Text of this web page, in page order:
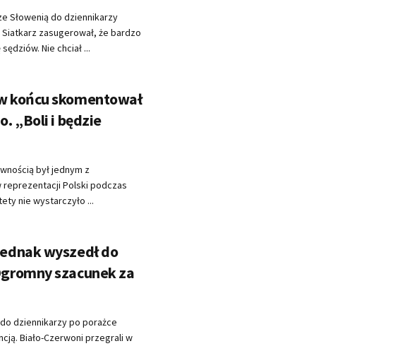
Słowenią do dziennikarzy
zasugerował, że bardzo
Nie chciał ...
końcu skomentował
„Boli i będzie
był jednym z
reprezentacji Polski podczas
nie wystarczyło ...
wyszedł do
szacunek za
dziennikarzy po porażce
Biało-Czerwoni przegrali w